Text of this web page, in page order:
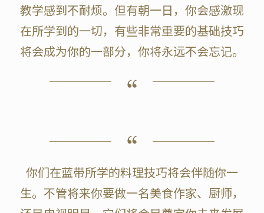
教学感到不耐烦。但有朝一日，你会感激现
在所学到的一切，有些非常重要的基础技巧
将会成为你的一部分，你将永远不会忘记。
你们在蓝带所学的料理技巧将会伴随你一
生。不管将来你要做一名美食作家、厨师，